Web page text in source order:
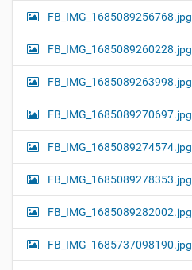
FB_IMG_1685089256768.jpg
FB_IMG_1685089260228.jpg
FB_IMG_1685089263998.jpg
FB_IMG_1685089270697.jpg
FB_IMG_1685089274574.jpg
FB_IMG_1685089278353.jpg
FB_IMG_1685089282002.jpg
FB_IMG_1685737098190.jpg